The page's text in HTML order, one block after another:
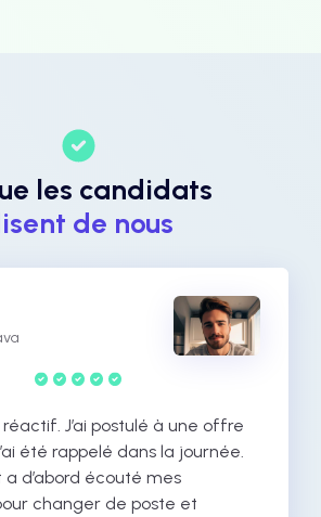
les candidats
de nous
J’ai postulé à une offre
été rappelé dans la journée.
d’abord écouté mes
changer de poste et